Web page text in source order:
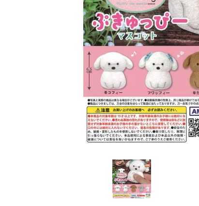
景品・玩具・文具
販促用カプセルトイ
よくあるご質問
ご利用ガイド
06-6282-7659